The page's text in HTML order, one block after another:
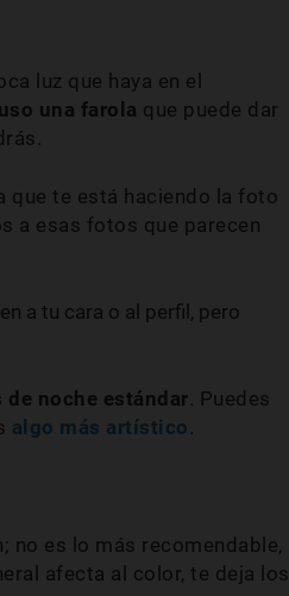
luz que haya en el
una farola que puede dar
que te está haciendo la foto
a esas fotos que parecen
a tu cara o al perfil, pero
de noche estándar . Puedes
algo más artístico
no es lo más recomendable,
afecta al color, te deja los